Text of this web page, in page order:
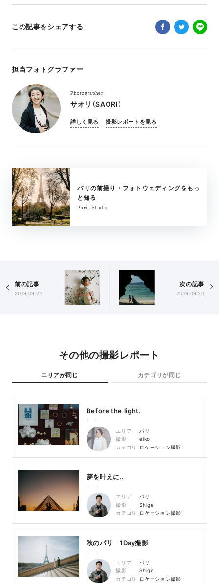
この記事をシェアする
担当フォトグラファー
Photographer
サオリ（SAORI）
詳しく見る 撮影レポートを見る
パリの前撮り・フォトウェディングをもっ
と知る
Paris Studio
前の記事
2019.09.21
次の記事
2019.09.20
その他の撮影レポート
エリアが同じ カテゴリが同じ
Before the light.
エリア
パリ
撮影
eiko
カテゴリ
ロケーション撮影
夢を叶えに‥
エリア
パリ
撮影
Shige
カテゴリ
ロケーション撮影
秋のパリ 1Day撮影
エリア
パリ
撮影
Shige
カテゴリ
ロケーション撮影